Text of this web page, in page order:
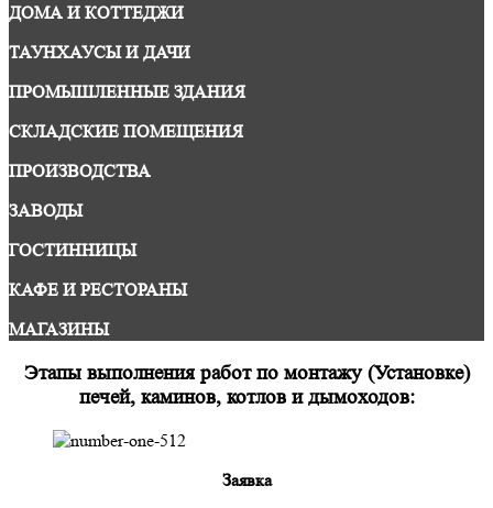
ДОМА И КОТТЕДЖИ
ТАУНХАУСЫ И ДАЧИ
ПРОМЫШЛЕННЫЕ ЗДАНИЯ
СКЛАДСКИЕ ПОМЕЩЕНИЯ
ПРОИЗВОДСТВА
ЗАВОДЫ
ГОСТИННИЦЫ
КАФЕ И РЕСТОРАНЫ
МАГАЗИНЫ
Этапы выполнения работ по монтажу (Установке)
печей, каминов, котлов и дымоходов:
Заявка